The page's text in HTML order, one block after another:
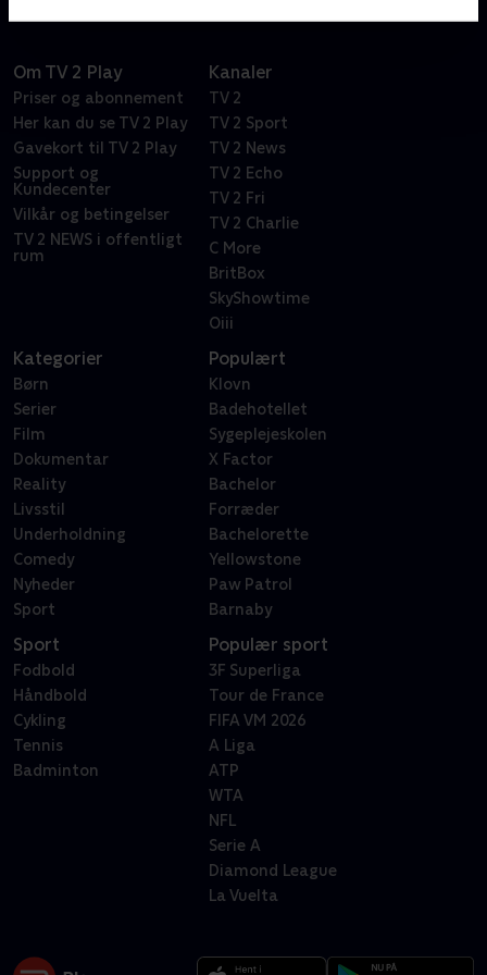
Om TV 2 Play
Priser og abonnement
Her kan du se TV 2 Play
Gavekort til TV 2 Play
Support og
Kundecenter
Vilkår og betingelser
TV 2 NEWS i offentligt
rum
Kanaler
TV 2
TV 2 Sport
TV 2 News
TV 2 Echo
TV 2 Fri
TV 2 Charlie
C More
BritBox
SkyShowtime
Oiii
Kategorier
Børn
Serier
Film
Dokumentar
Reality
Livsstil
Underholdning
Comedy
Nyheder
Sport
Populært
Klovn
Badehotellet
Sygeplejeskolen
X Factor
Bachelor
Forræder
Bachelorette
Yellowstone
Paw Patrol
Barnaby
Sport
Fodbold
Håndbold
Cykling
Tennis
Badminton
Populær sport
3F Superliga
Tour de France
FIFA VM 2026
A Liga
ATP
WTA
NFL
Serie A
Diamond League
La Vuelta